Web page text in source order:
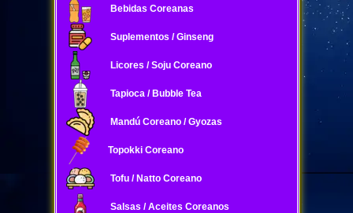
Bebidas Coreanas
Suplementos / Ginseng
Licores / Soju Coreano
Tapioca / Bubble Tea
Mandú Coreano / Gyozas
Topokki Coreano
Tofu / Natto Coreano
Salsas / Aceites Coreanos